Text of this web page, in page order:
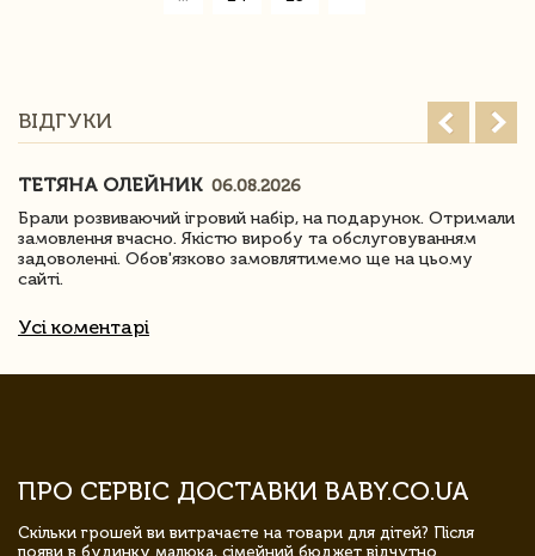
ВІДГУКИ
ТЕТЯНА ОЛЕЙНИК 06.08.2026
Брали розвиваючий ігровий набір, на подарунок. Отримали
замовлення вчасно. Якістю виробу та обслуговуванням
задоволенні. Обов'язково замовлятимемо ще на цьому
сайті.
Усі коментарі
ПРО СЕРВІС ДОСТАВКИ BABY.CO.UA
Скільки грошей ви витрачаєте на товари для дітей? Після
появи в будинку малюка, сімейний бюджет відчутно